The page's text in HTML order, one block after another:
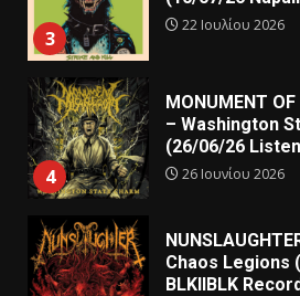
3
22 Ιουλίου 2026
4
MONUMENT
– Washington
(26/06/26
26 Ιουνίου 2026
Chaos Legions
BLKIIBLK